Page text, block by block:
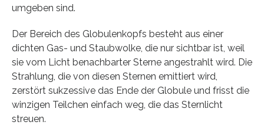
umgeben sind.
Der Bereich des Globulenkopfs besteht aus einer
dichten Gas- und Staubwolke, die nur sichtbar ist, weil
sie vom Licht benachbarter Sterne angestrahlt wird. Die
Strahlung, die von diesen Sternen emittiert wird,
zerstört sukzessive das Ende der Globule und frisst die
winzigen Teilchen einfach weg, die das Sternlicht
streuen.